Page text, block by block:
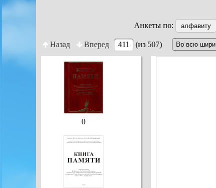
Анкеты по:
алфавиту
Назад Вперед 411 (из 507)
0